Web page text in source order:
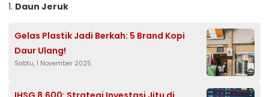
1. Daun Jeruk
Gelas Plastik Jadi Berkah: 5 Brand Kopi
Daur Ulang!
Sabtu, 1 November 2025